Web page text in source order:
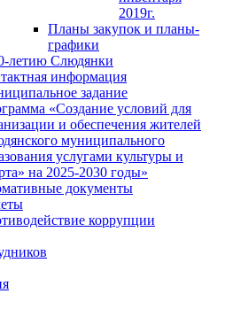
2019г.
Планы закупок и планы-
графики
летию Слюдянки
информация
задание
«Создание условий для
и обеспечения жителей
муниципального
услугами культуры и
на 2025-2030 годы»
документы
коррупции